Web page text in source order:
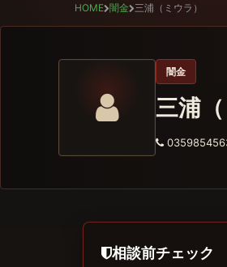
HOME 闇金 三浦（ミウラ）
闇金
三浦（
相談前チェック